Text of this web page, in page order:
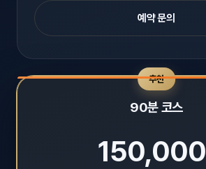
예약 문의
추천
90분 코스
150,000